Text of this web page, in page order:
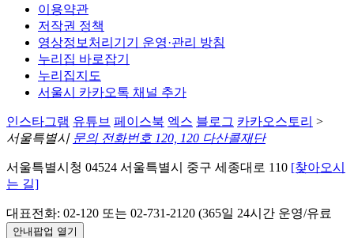
이용약관
저작권 정책
영상정보처리기기 운영·관리 방침
누리집 바로잡기
누리집지도
서울시 카카오톡 채널 추가
인스타그램 유튜브 페이스북 엑스 블로그 카카오스토리 >
서울특별시 문의 전화번호 120, 120 다산콜재단
서울특별시청 04524 서울특별시 중구 세종대로 110 [찾아오시
는 길]
대표전화: 02-120 또는 02-731-2120 (365일 24시간 운영/유료
안내팝업 열기